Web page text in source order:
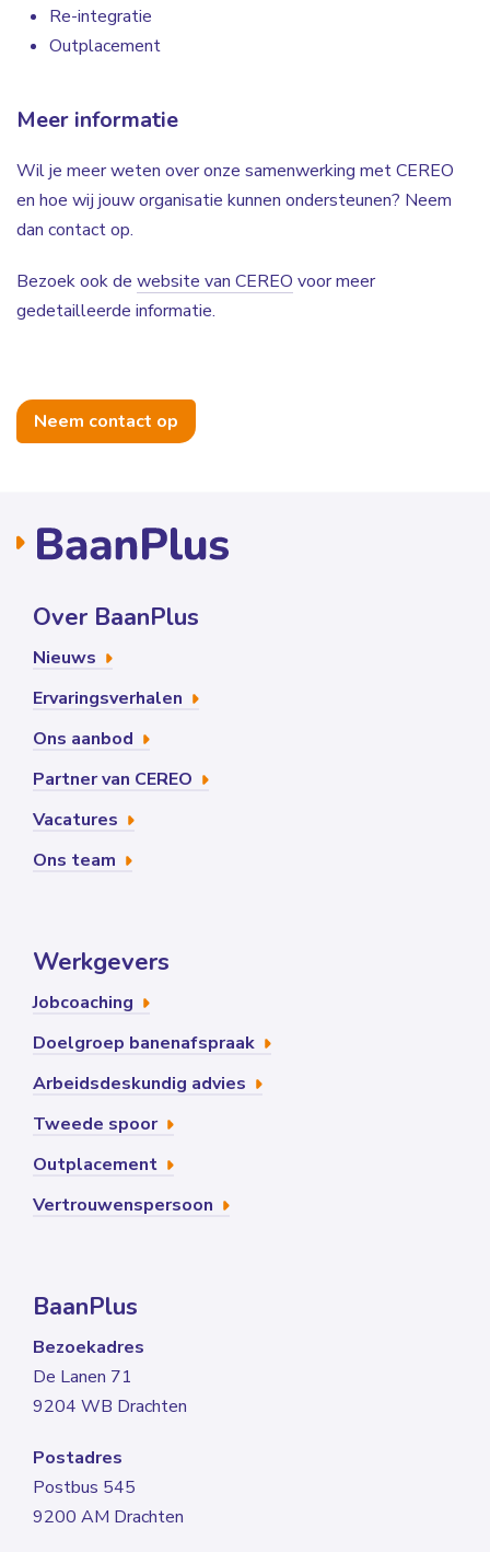
Re-integratie
Outplacement
Meer informatie
Wil je meer weten over onze samenwerking met CEREO
en hoe wij jouw organisatie kunnen ondersteunen? Neem
dan contact op.
Bezoek ook de website van CEREO voor meer
gedetailleerde informatie.
Neem contact op
Over BaanPlus
Nieuws
Ervaringsverhalen
Ons aanbod
Partner van CEREO
Vacatures
Ons team
Werkgevers
Jobcoaching
Doelgroep banenafspraak
Arbeidsdeskundig advies
Tweede spoor
Outplacement
Vertrouwenspersoon
BaanPlus
Bezoekadres
De Lanen 71
9204 WB Drachten
Postadres
Postbus 545
9200 AM Drachten